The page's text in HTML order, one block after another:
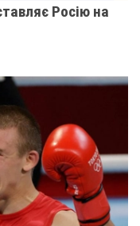
Росію на